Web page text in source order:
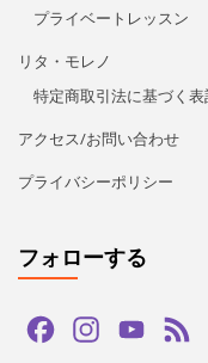
プライベートレッスン
リタ・モレノ
特定商取引法に基づく表
アクセス/お問い合わせ
プライバシーポリシー
フォローする
FacebookInstagram